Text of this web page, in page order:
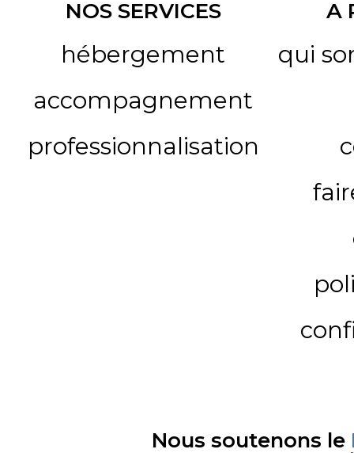
NOS SERVICES
hébergement
accompagnement
professionnalisation
A
qui